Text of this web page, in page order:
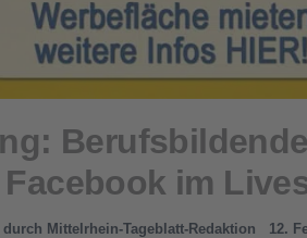
im
Mittelrhein-Tageblatt-Redaktion 12.